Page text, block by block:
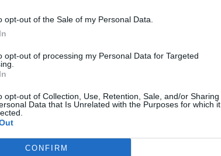
opt-out of the Sale of my Personal Data.
opt-out of processing my Personal Data for Targeted
opt-out of Collection, Use, Retention, Sale, and/or Sharing
Data that Is Unrelated with the Purposes for which it
CONFIRM
Citato per la prima volta in un diploma
la sua fondazione risalga a molti anni prima, essendo
(dei primi del 1200). Centro importante nella lotta tra
fortificazione è stata completamente rasa al suolo da
Sulle sue fondamenta verrà innalzata la